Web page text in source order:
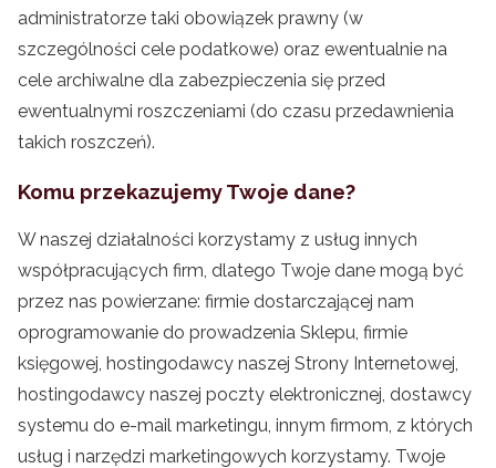
administratorze taki obowiązek prawny (w
szczególności cele podatkowe) oraz ewentualnie na
cele archiwalne dla zabezpieczenia się przed
ewentualnymi roszczeniami (do czasu przedawnienia
takich roszczeń).
Komu przekazujemy Twoje dane?
W naszej działalności korzystamy z usług innych
współpracujących firm, dlatego Twoje dane mogą być
przez nas powierzane: firmie dostarczającej nam
oprogramowanie do prowadzenia Sklepu, firmie
księgowej, hostingodawcy naszej Strony Internetowej,
hostingodawcy naszej poczty elektronicznej, dostawcy
systemu do e-mail marketingu, innym firmom, z których
usług i narzędzi marketingowych korzystamy. Twoje